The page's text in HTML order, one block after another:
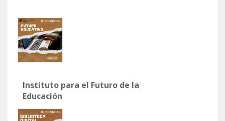
Instituto para el Futuro de la
Educación